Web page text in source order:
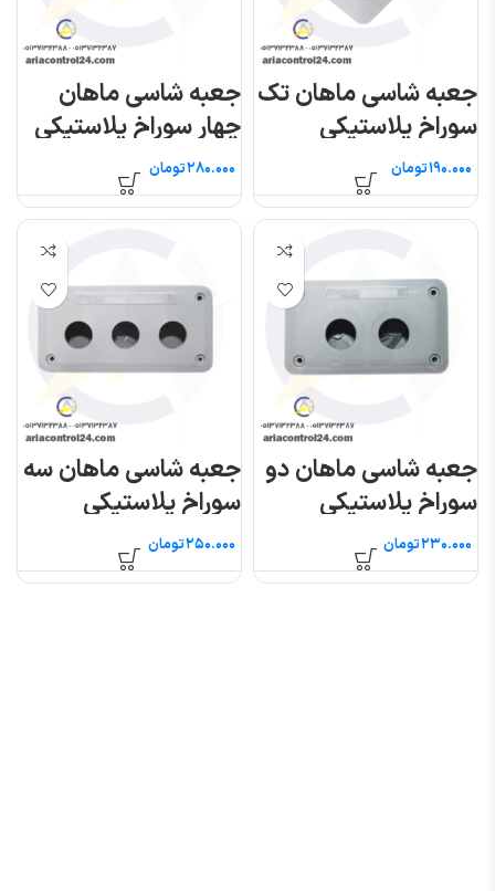
جعبه شاسی ماهان تک
سوراخ پلاستیکی
تومان
جعبه شاسی ماهان
چهار سوراخ پلاستیکی
تومان
جعبه شاسی ماهان دو
سوراخ پلاستیکی
تومان
جعبه شاسی ماهان سه
سوراخ پلاستیکی
تومان